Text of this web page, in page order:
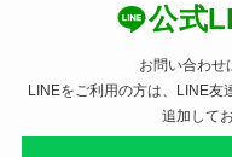
公式
お問い合わせ
LINEをご利用の方は、LINE友
追加して